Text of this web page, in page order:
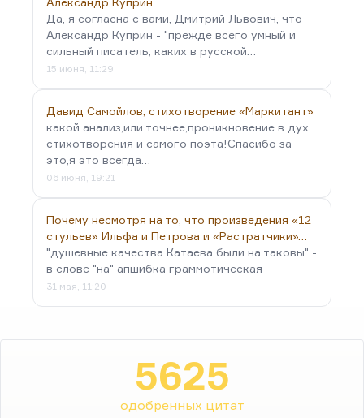
Да, я согласна с вами, Дмитрий Львович, что
Александр Куприн - "прежде всего умный и
сильный писатель, каких в русской…
15 июня, 11:29
Давид Самойлов, стихотворение «Маркитант»
какой анализ,или точнее,проникновение в дух
стихотворения и самого поэта!Спасибо за
это,я это всегда…
06 июня, 19:21
Почему несмотря на то, что произведения «12
стульев» Ильфа и Петрова и «Растратчики»…
"душевные качества Катаева были на таковы" -
в слове "на" апшибка граммотическая
31 мая, 11:20
5625
одобренных цитат